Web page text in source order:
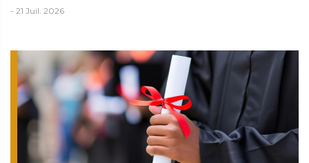
- 21 Juil. 2026